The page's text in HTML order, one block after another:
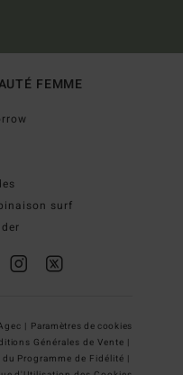
FEMME
surf
| Paramètres de cookies
Générales de Vente |
Programme de Fidélité |